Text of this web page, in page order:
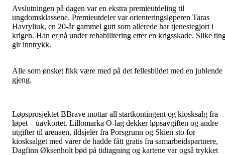
Avslutningen på dagen var en ekstra premieutdeling til
ungdomsklassene. Premieutdeler var orienteringsløperen Taras
Havryliuk, en 20-år gammel gutt som allerede har tjenestegjort i
krigen. Han er nå under rehabilitering etter en krigsskade. Slike
gir inntrykk.
Alle som ønsket fikk være med på det fellesbildet med en jublende
gjeng.
Løpsprosjektet BBrave mottar all startkontingent og kiosksalg fra
løpet – uavkortet. Lillomarka O-lag dekker løpsavgiften og andre
utgifter til arenaen, ildsjeler fra Porsgrunn og Skien sto for
kiosksalget med varer de hadde fått gratis fra samarbeidspartnere,
Dagfinn Øksenholt bød på tidtagning og kartene var også trykket